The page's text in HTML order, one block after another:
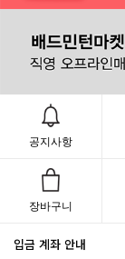
공지사항
장바구니
입금 계좌 안내